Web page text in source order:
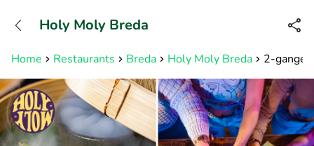
Available until 23:00
Home Restaurants Breda Holy Moly Breda 2-
Holy Moly Breda